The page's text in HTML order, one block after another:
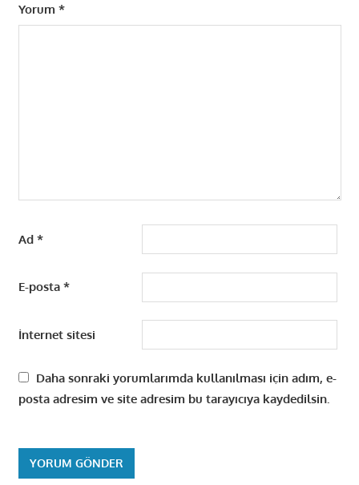
Yorum *
Ad *
E-posta *
İnternet sitesi
Daha sonraki yorumlarımda kullanılması için adım, e-
posta adresim ve site adresim bu tarayıcıya kaydedilsin.